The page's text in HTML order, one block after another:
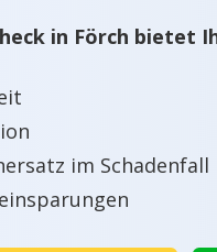
in Förch bietet
im Schadenfall